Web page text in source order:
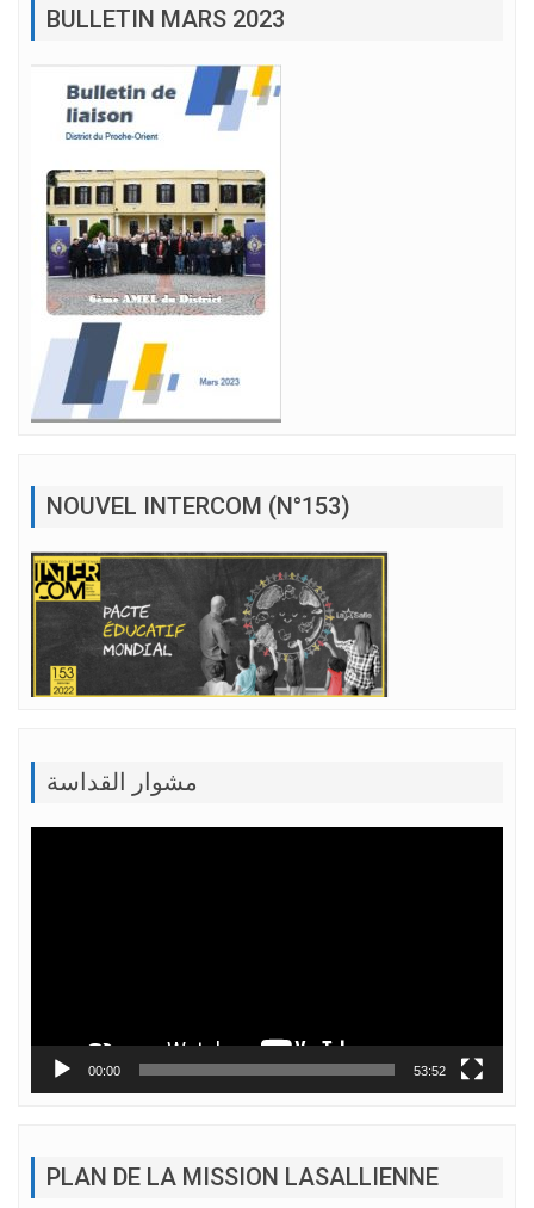
BULLETIN MARS 2023
NOUVEL INTERCOM (N°153)
مشوار القداسة
00:00 53:52
PLAN DE LA MISSION LASALLIENNE